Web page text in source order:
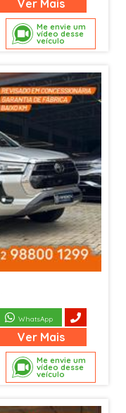
Me envie um
vídeo desse
veículo
Ver Mais
Me envie um
vídeo desse
veículo
WhatsApp
Ver Mais